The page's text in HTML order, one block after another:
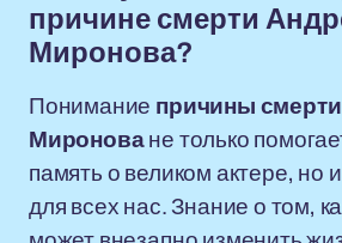
причине смерти
Миронова?
Понимание причины
Мироноване только
память о великом актере, но
для всех нас. Знание о том,